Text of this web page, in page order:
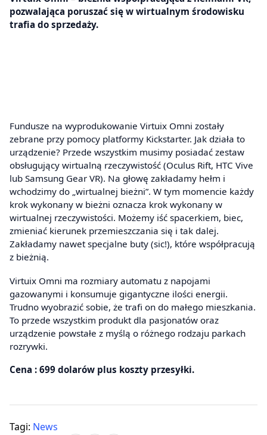
pozwalająca poruszać się w wirtualnym środowisku
trafia do sprzedaży.
Fundusze na wyprodukowanie Virtuix Omni zostały
zebrane przy pomocy platformy Kickstarter. Jak działa to
urządzenie? Przede wszystkim musimy posiadać zestaw
obsługujący wirtualną rzeczywistość (Oculus Rift, HTC Vive
lub Samsung Gear VR). Na głowę zakładamy hełm i
wchodzimy do „wirtualnej bieżni”. W tym momencie każdy
krok wykonany w bieżni oznacza krok wykonany w
wirtualnej rzeczywistości. Możemy iść spacerkiem, biec,
zmieniać kierunek przemieszczania się i tak dalej.
Zakładamy nawet specjalne buty (sic!), które współpracują
z bieżnią.
Virtuix Omni ma rozmiary automatu z napojami
gazowanymi i konsumuje gigantyczne ilości energii.
Trudno wyobrazić sobie, że trafi on do małego mieszkania.
To przede wszystkim produkt dla pasjonatów oraz
urządzenie powstałe z myślą o różnego rodzaju parkach
rozrywki.
Cena : 699 dolarów plus koszty przesyłki.
Tagi: News